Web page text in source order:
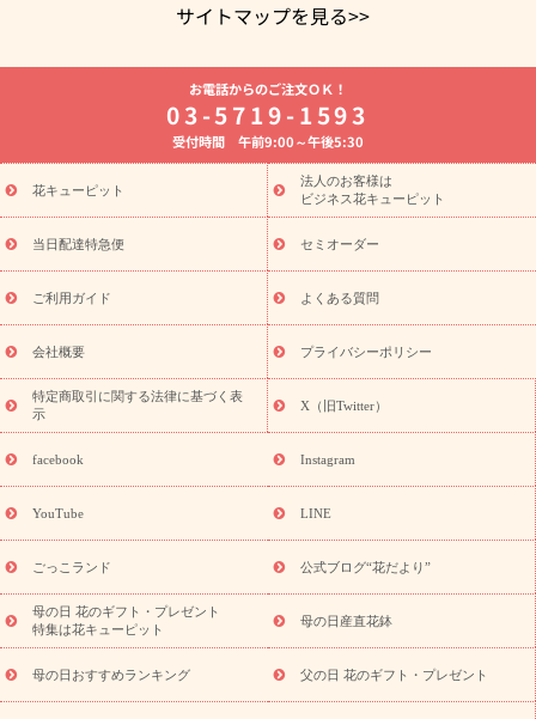
サイトマップを見る>>
よく贈られる花
お祝いの花特集
誕生日フラワーギフト特集
8月の誕生花(トルコキキョウ)
開店・開業祝い
お供え・お悔やみ お供え・お悔やみの花
通夜・葬儀に贈る花 胡蝶蘭・花鉢
ーブドフラワー
季節のイベント
ひまわり ギフト・プレゼント
特集
お盆 花（新盆・初盆） 季節のイベント
お盆 花（新
盆・初盆）
お盆 花（新盆・初盆）
お盆・お供え 花とセットギ
フト
お盆・お供え プリザーブドフラワー
ひまわり ギフト・プ
レゼント特集
夏の花贈り・お中元・暑中見舞い 花のギフト特集
敬老の日におくる花ギフト・プレゼント特集
花ギフト・プレゼント特集
敬老の日 花のおすすめランキング
敬
老の日 花鉢植えのギフト・プレゼント特集
敬老の日 花とセットギ
フト・プレゼント特集
敬老の日の花 全てのギフト一覧
キャン
ペーン
映画『ウォーターガーディアンズ』コラボキャンペーン
「きょう誕生日なんです」キャンペーン
誕生日の花を探す
誕生日フラワーギフト 誕生日フラワーギフト特集
(トルコキキョウ)
9月の誕生花(リンドウ)
ら探す
お祝いの花特集 当日配達特急便 お祝い商品一覧
念日
結婚祝い 出産祝い 退院祝い・快気祝い
寿祝い
プチギフト ペットのお祝いフラワー
供え・お悔やみ商品一覧
お供え・お悔やみの花
四十九日法要以
お電話からのご注文ＯＫ！
03-5719-1593
受付時間 午前9:00～午後5:30
花キューピット
法人のお客様は
ビジネス花キューピット
当日配達特急便 セミオーダー
ご利用ガイド よくある質問
会社概要 プライバシーポリシー
特定商取引に関する法律に基づく表
示
X（旧Twitter）
facebook Instagram
YouTube LINE
ごっこランド 公式ブログ“花だより”
母の日 花のギフト・プレゼント
特集は花キューピット
母の日産直花鉢
母の日おすすめランキング 父の日 花のギフト・プレゼント